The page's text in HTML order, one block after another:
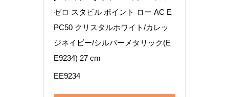
ゼロ スタビル ポイント ロー AC E
PC50 クリスタルホワイト/カレッ
ジネイビー/シルバーメタリック(E
E9234) 27 cm
EE9234